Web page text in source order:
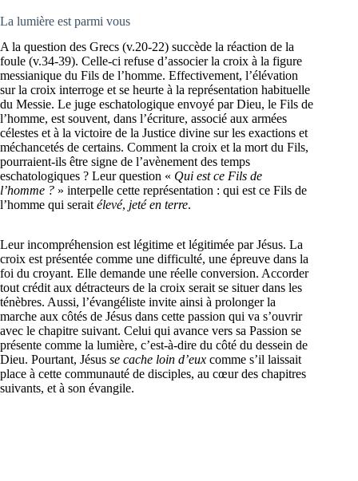
La lumière est parmi vous
A la question des Grecs (v.20-22) succède la réaction de la
foule (v.34-39). Celle-ci refuse d’associer la croix à la figure
messianique du Fils de l’homme. Effectivement, l’élévation
sur la croix interroge et se heurte à la représentation habituelle
du Messie. Le juge eschatologique envoyé par Dieu, le Fils de
l’homme, est souvent, dans l’écriture, associé aux armées
célestes et à la victoire de la Justice divine sur les exactions et
méchancetés de certains. Comment la croix et la mort du Fils,
pourraient-ils être signe de l’avènement des temps
eschatologiques ? Leur question « Qui est ce Fils de
l’homme ? » interpelle cette représentation : qui est ce Fils de
l’homme qui serait élevé, jeté en terre.
Leur incompréhension est légitime et légitimée par Jésus. La
croix est présentée comme une difficulté, une épreuve dans la
foi du croyant. Elle demande une réelle conversion. Accorder
tout crédit aux détracteurs de la croix serait se situer dans les
ténèbres. Aussi, l’évangéliste invite ainsi à prolonger la
marche aux côtés de Jésus dans cette passion qui va s’ouvrir
avec le chapitre suivant. Celui qui avance vers sa Passion se
présente comme la lumière, c’est-à-dire du côté du dessein de
Dieu. Pourtant, Jésus se cache loin d’eux comme s’il laissait
place à cette communauté de disciples, au cœur des chapitres
suivants, et à son évangile.